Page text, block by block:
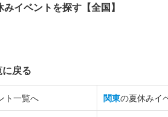
イベントを探す【全国】
戻る
ト一覧へ 関東の夏休みイ